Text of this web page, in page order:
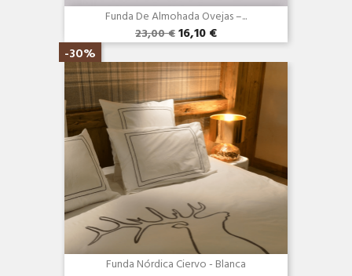
Funda De Almohada Ovejas –...
23,00 €
-30%
16,10 €
Vista rápida
Funda Nórdica Ciervo - Blanca